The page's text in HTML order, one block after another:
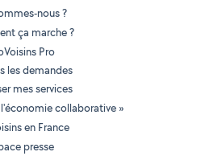
nous ?
ça marche ?
Pro
les demandes
mes services
collaborative »
en France
presse